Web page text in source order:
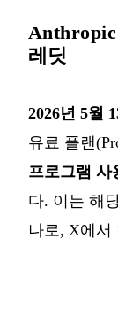
레딧
2026년 5월
유료 플랜
프로그램 사
다. 이는 해
나로, X에서